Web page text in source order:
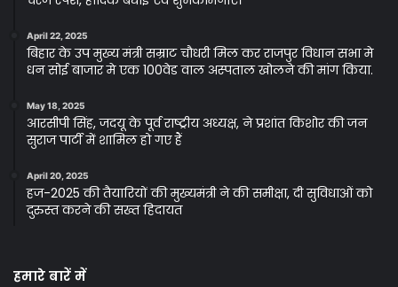
April 22, 2025
बिहार के उप मुख्य मंत्री सम्राट चौधरी मिल कर राजपुर विधान सभा मे
धन सोई बाजार मे एक 100वेड वाल अस्पताल खोलने की मांग किया.
May 18, 2025
आरसीपी सिंह, जदयू के पूर्व राष्ट्रीय अध्यक्ष, ने प्रशांत किशोर की जन
सुराज पार्टी में शामिल हो गए हैं
April 20, 2025
हज-2025 की तैयारियों की मुख्यमंत्री ने की समीक्षा, दी सुविधाओं को
दुरुस्त करने की सख्त हिदायत
हमारे बारें में